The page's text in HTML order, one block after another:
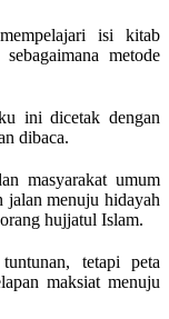
isi kitab
metode
ini dicetak dengan
dibaca.
masyarakat umum
jalan menuju hidayah
hujjatul Islam.
tetapi peta
maksiat menuju